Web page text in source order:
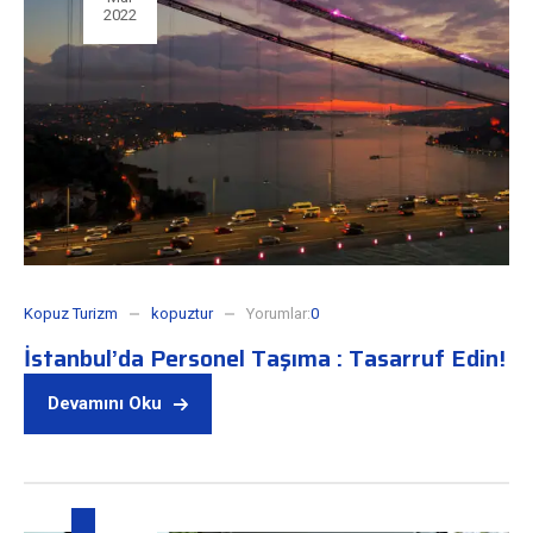
2022
Kopuz Turizm kopuztur Yorumlar:0
İstanbul’da Personel Taşıma : Tasarruf Edin!
Devamını Oku